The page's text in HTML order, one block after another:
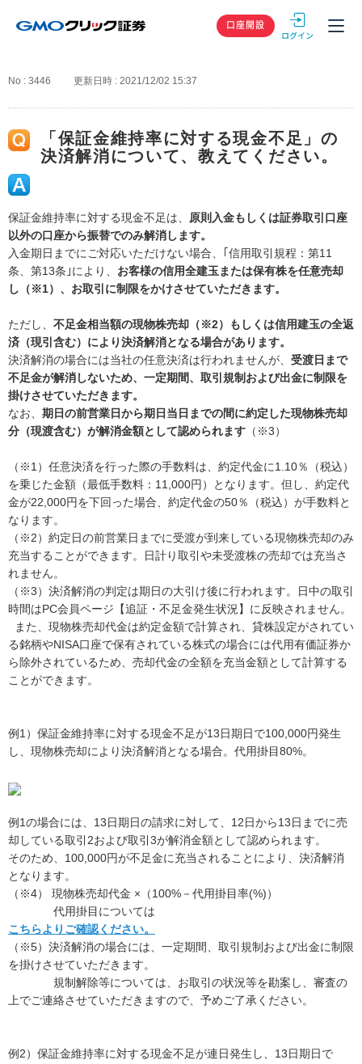
GMOクリック
口座開設
No : 3446 更新日時 : 2021/12/02 15:37
「保証金維持率に対する現金不足」の
決済解消について、教えてください。
保証金維持率に対する現金不足は、 原則入金もしくは証券取引口座
以外の口座から振替でのみ解消します。
入金期日までにご対応いただけない場合、｢信用取引規程：第11
条、第13条｣により、 お客様の信用全建玉または保有株を任意売却
し（※1）、お取引に制限をかけさせていただきます。
ただし、 不足金相当額の現物株売却（※2）もしくは信用建玉の全返
済（現引含む）により決済解消となる場合があります。
決済解消の場合には当社の任意決済は行われませんが、 受渡日まで
不足金が解消しないため、一定期間、取引規制および出金に制限を
掛けさせていただきます。
なお、 期日の前営業日から期日当日までの間に約定した現物株売却
分（現渡含む）が解消金額として認められます （※3）
（※1）任意決済を行った際の手数料は、約定代金に1.10％（税込）
を乗じた金額（最低手数料：11,000円）となります。但し、約定代
金が22,000円を下回った場合、約定代金の50％（税込）が手数料と
なります。
（※2）約定日の前営業日までに受渡が到来している現物株売却のみ
充当することができます。日計り取引や未受渡株の売却では充当さ
れません。
（※3）決済解消の判定は期日の大引け後に行われます。日中の取引
時間はPC会員ページ【追証・不足金発生状況】に反映されません。
また、現物株売却代金は約定金額で計算され、貸株設定がされてい
る銘柄やNISA口座で保有されている株式の場合には代用有価証券か
ら除外されているため、売却代金の全額を充当金額として計算する
ことができます。
例1）保証金維持率に対する現金不足が13日期日で100,000円発生
し、現物株売却により決済解消となる場合。代用掛目80%。
例1の場合には、13日期日の請求に対して、12日から13日までに売
却している取引2および取引3が解消金額として認められます。
そのため、100,000円が不足金に充当されることにより、決済解消
となります。
（※4） 現物株売却代金 ×（100%－代用掛目率(%)）
代用掛目については
こちらよりご確認ください。
（※5）決済解消の場合には、一定期間、取引規制および出金に制限
を掛けさせていただきます。
規制解除等については、お取引の状況等を勘案し、審査の
上でご連絡させていただきますので、予めご了承ください。
例2）保証金維持率に対する現金不足が連日発生し、13日期日で